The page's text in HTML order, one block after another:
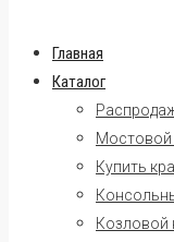
Главная
Каталог
Мостовой
Купить
Козловой